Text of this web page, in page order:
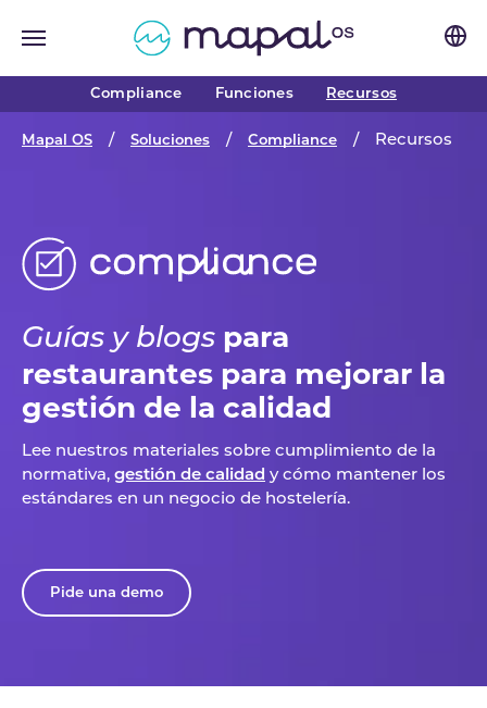
Compliance Funciones Recursos(current)
You are here:
Mapal OS Soluciones Compliance Recursos
Guías y blogs para
restaurantes para mejorar la
gestión de la calidad
Lee nuestros materiales sobre cumplimiento de la
normativa, gestión de calidad y cómo mantener los
estándares en un negocio de hostelería.
Pide una demo